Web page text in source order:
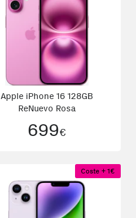
Apple iPhone 16 128GB
ReNuevo Rosa
699€
Coste + 1€